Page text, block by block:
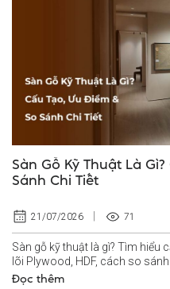
Sàn Gỗ Kỹ Thuật Là
Sánh Chi Tiết
21/07/2026 71
Sàn gỗ kỹ thuật là gì? Tìm hiểu
lõi Plywood, HDF, cách so
nghiệp.
Đọc thêm